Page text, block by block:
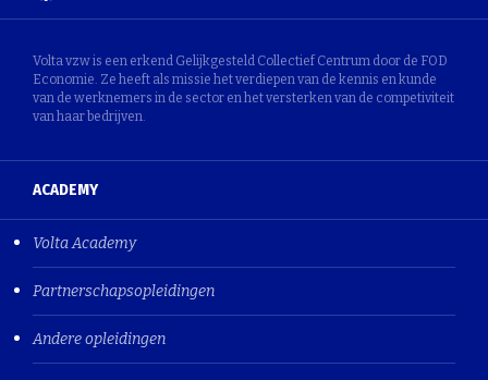
Volta vzw is een erkend Gelijkgesteld Collectief Centrum door de FOD
Economie. Ze heeft als missie het verdiepen van de kennis en kunde
van de werknemers in de sector en het versterken van de competiviteit
van haar bedrijven.
ACADEMY
Volta Academy
Partnerschapsopleidingen
Andere opleidingen